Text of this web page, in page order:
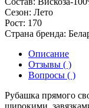
Сезон: Лето
Рост: 170
Страна бренда:
Описание
Отзывы ( )
Вопросы ( )
Рубашка прямого